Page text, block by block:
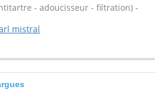
- adoucisseur - filtration) -
mistral